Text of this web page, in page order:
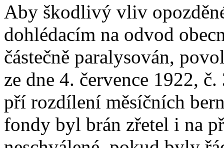
Aby škodlivý vliv
dohlédacím na odvod
částečně paralysován,
ze dne 4. července 1922,
pří rozdílení měsíčních
fondy byl brán zřetel i na